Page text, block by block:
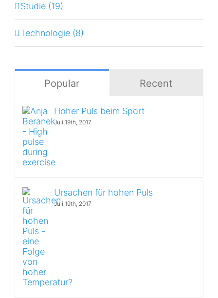
Studie (19)
Technologie (8)
Popular Recent
Hoher Puls beim Sport
Juli 19th, 2017
Ursachen für hohen Puls
Juli 19th, 2017